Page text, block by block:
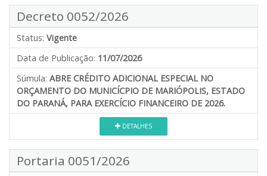
Decreto 0052/2026
Status: Vigente
Data de Publicação: 11/07/2026
Súmula: ABRE CRÉDITO ADICIONAL ESPECIAL NO
ORÇAMENTO DO MUNICÍCPIO DE MARIÓPOLIS, ESTADO
DO PARANÁ, PARA EXERCÍCIO FINANCEIRO DE 2026.
DETALHES
Portaria 0051/2026